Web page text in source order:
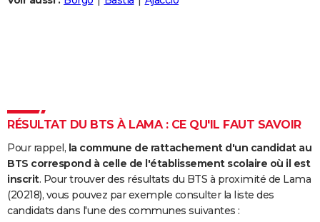
Carte de Noël
Carte Bonne année
Carte Saint-Valentin
Carte Pâques
Carte d'anniversaire
Dictionnaire
Biographies
Citations
Expressions
Proverbes
PROGRAMME TV
COPAINS D'AVANT
S'inscrire
Se connecter
Lycées
Collèges
Primaires
Universités
Entreprises
Service militaire
Avis de recherche
RÉSULTAT DU BTS À LAMA : CE QU'IL FAUT SAVOIR
Pour rappel, la commune de rattachement d'un candidat au
BTS correspond à celle de l'établissement scolaire où il est
inscrit. Pour trouver des résultats du BTS à proximité de Lama
(20218), vous pouvez par exemple consulter la liste des
candidats dans l'une des communes suivantes :